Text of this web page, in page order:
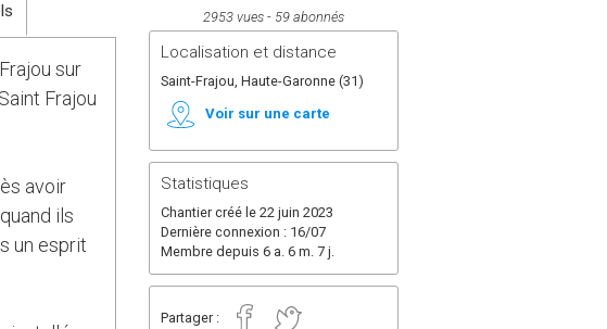
2953 vues 59 abonnés
Localisation et distance
Saint-Frajou, Haute-Garonne (31)
Voir sur une carte
Statistiques
Chantier créé le 22 juin 2023
Dernière connexion : 16/07
Membre depuis 6 a. 6 m. 7 j.
Partager :
sur
Frajou
avoir
ils
un esprit